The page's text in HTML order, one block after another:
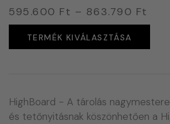
595.600 Ft – 863.790 Ft
TERMÉK KIVÁLASZTÁSA
HighBoard - A tárolás
és tetőnyitásnak köszönhetően a